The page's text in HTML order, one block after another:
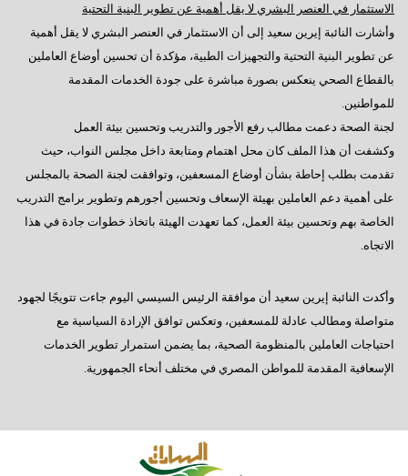
الاستثمار في العنصر البشري لا يقل أهمية عن تطوير البنية التحتية
وأشارت النائبة إيرين سعيد إلى أن الاستثمار في العنصر البشري لا يقل أهمية
عن تطوير البنية التحتية والتجهيزات الطبية، مؤكدة أن تحسين أوضاع العاملين
بالقطاع الصحي ينعكس بصورة مباشرة على جودة الخدمات المقدمة
للمواطنين.
لجنة الصحة دعمت مطالب رفع الأجور والتدريب وتحسين بيئة العمل
وكشفت أن هذا الملف كان محل اهتمام ومتابعة داخل مجلس النواب، حيث
تقدمت بطلب إحاطة بشأن أوضاع المسعفين، وتوافقت لجنة الصحة بالمجلس
على أهمية دعم العاملين بهيئة الإسعاف وتحسين أجورهم وتطوير برامج التدريب
الخاصة بهم وتحسين بيئة العمل، كما تعهدت الهيئة باتخاذ خطوات جادة في هذا
الاتجاه.
وأكدت النائبة إيرين سعيد أن موافقة الرئيس السيسي اليوم جاءت تتويجًا لجهود
متواصلة ومطالب عادلة للمسعفين، وتعكس توافق الإرادة السياسية مع
احتياجات العاملين بالمنظومة الصحية، بما يضمن استمرار تطوير الخدمات
الإسعافية المقدمة للمواطن المصري في مختلف أنحاء الجمهورية.